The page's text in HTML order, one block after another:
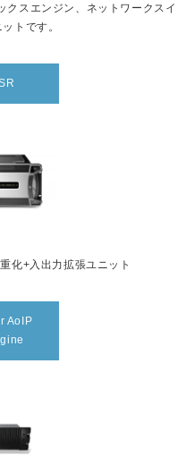
クスエンジン、ネットワークスイ
トです。
化+入出力拡張ユニット
AoIP